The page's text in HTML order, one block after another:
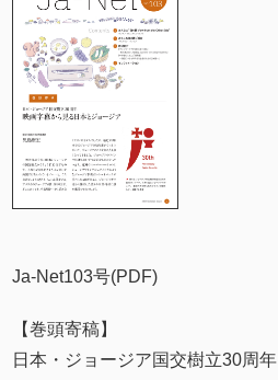
Ja-Net103号(PDF)
【巻頭寄稿】
日本・ジョージア国交樹立30周年